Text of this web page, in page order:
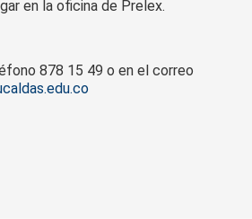
en la oficina de Prelex.
878 15 49 o en el correo